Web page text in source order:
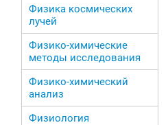
Физика космических
лучей
Физико-химические
методы исследования
Физико-химический
анализ
Физиология